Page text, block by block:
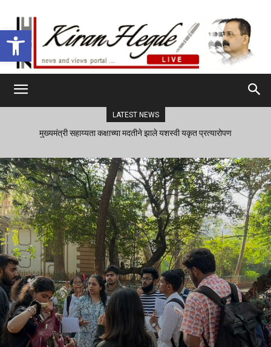
Open toolbar
LATEST NEWS
मुख्यमंत्री सहाय्यता कक्षाच्या मदतीने झाले यशस्वी यकृत प्रत्यारोपण